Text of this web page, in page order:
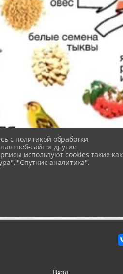
Вход
с политикой обработки
веб-сайт и другие
используют cookies такие как
"Спутник аналитика".